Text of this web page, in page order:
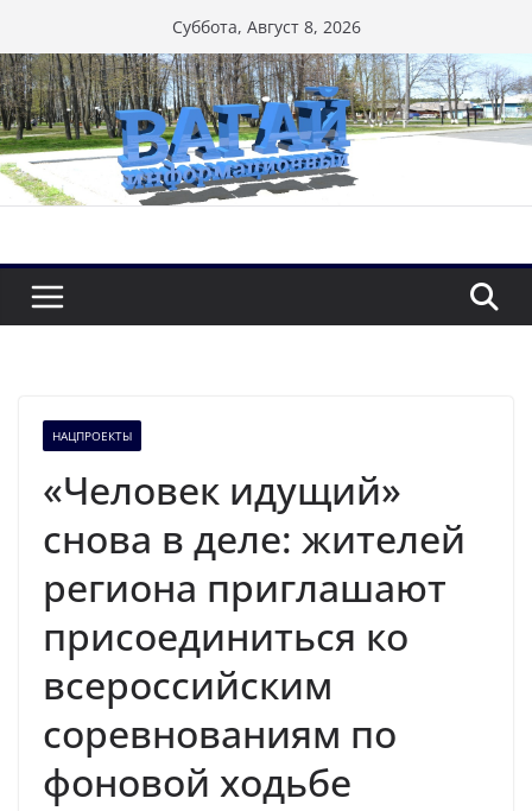
к
содержимому
Суббота, Август 8, 2026
НАЦПРОЕКТЫ
«Человек идущий»
снова в деле: жителей
региона приглашают
присоединиться ко
всероссийским
соревнованиям по
фоновой ходьбе